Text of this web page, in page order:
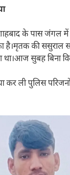
के पास
है।मृतक की ससुराल
था।आज सुबह बिना
ली पुलिस